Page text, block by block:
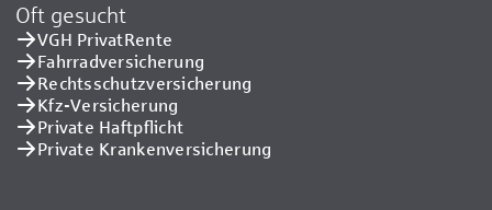
Oft gesucht
VGH PrivatRente
Fahrradversicherung
Rechtsschutzversicherung
Kfz-Versicherung
Private Haftpflicht
Private Kranken­versicherung